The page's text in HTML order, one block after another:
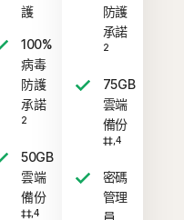
護
100%
病毒
防護
承諾
2
50GB
雲端
備份
‡‡,4
防護
承諾
2
75GB
雲端
備份
‡‡,4
密碼
管理
員